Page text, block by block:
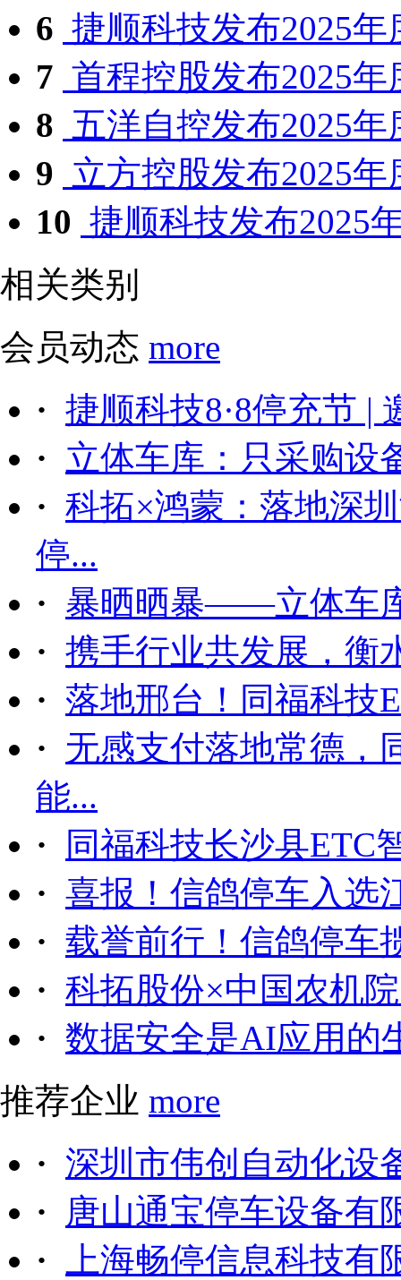
6 捷顺科技发布2025年
7 首程控股发布2025年
8 五洋自控发布2025
9 立方控股发布2025
10 捷顺科技发布2025
相关类别
会员动态 more
· 捷顺科技8·8停充节 |
· 立体车库：只采购设
· 科拓×鸿蒙：落地深
停...
· 暴晒晒暴——立体车
· 携手行业共发展，衡
· 落地邢台！同福科技
· 无感支付落地常德，
能...
·
同福科技长沙县ETC
· 喜报！信鸽停车入选
· 载誉前行！信鸽停车
· 科拓股份×中国农机
· 数据安全是AI应用的
推荐企业 more
· 深圳市伟创自动化设
·
唐山通宝停车设备有
·
上海畅停信息科技有